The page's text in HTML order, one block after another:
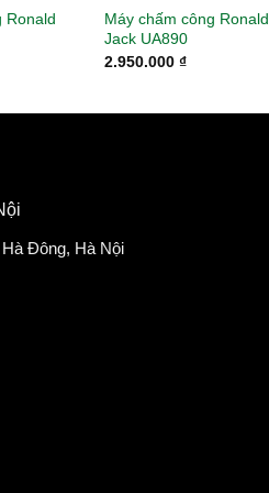
Ronald
Máy chấm công Ronald
Jack UA890
2.950.000 ₫
Đông, Hà Nội